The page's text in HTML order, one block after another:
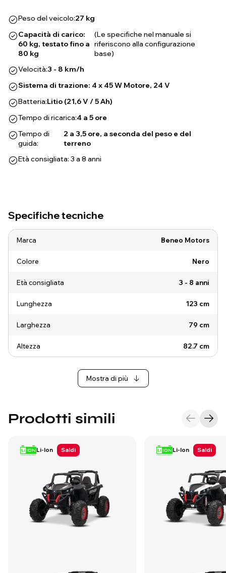
Peso del veicolo:27 kg
Capacità di carico:
60 kg, testato fino a
80 kg
(Le specifiche nel manuale si
riferiscono alla configurazione
base)
Velocità:3 - 8 km/h
Sistema di trazione: 4 x 45 W Motore, 24 V
Batteria:Litio (21,6 V / 5 Ah)
Tempo di ricarica:4 a 5 ore
Tempo di
guida:
2 a 3,5 ore, a seconda del peso e del
terreno
Età consigliata: 3 a 8 anni
Specifiche tecniche
Marca Beneo Motors
Colore Nero
Età consigliata 3 - 8 anni
Lunghezza 123 cm
Larghezza 79 cm
Altezza 82.7 cm
Mostra di più
Prodotti simili
Li-Ion Saldi Li-Ion Saldi